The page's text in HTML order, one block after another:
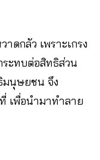
ดกลัว เพราะเกรง
ระทบต่อสิทธิส่วน
มนุษยชน จึง
เพื่อนำมาทำลาย